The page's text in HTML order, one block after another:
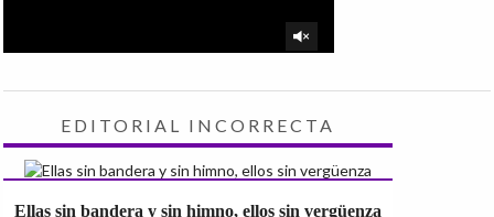
EDITORIAL INCORRECTA
Ellas sin bandera y sin himno, ellos sin vergüenza